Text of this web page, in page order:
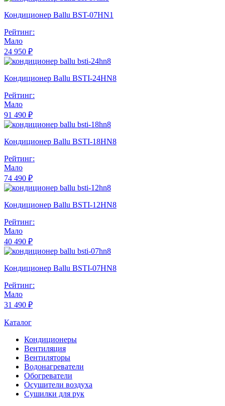
Кондиционер Ballu BST-07HN1
Рейтинг:
Мало
24 950 ₽
Кондиционер Ballu BSTI-24HN8
Рейтинг:
Мало
91 490 ₽
Кондиционер Ballu BSTI-18HN8
Рейтинг:
Мало
74 490 ₽
Кондиционер Ballu BSTI-12HN8
Рейтинг:
Мало
40 490 ₽
Кондиционер Ballu BSTI-07HN8
Рейтинг:
Мало
31 490 ₽
Каталог
Кондиционеры
Вентиляция
Вентиляторы
Водонагреватели
Обогреватели
Осушители воздуха
Сушилки для рук